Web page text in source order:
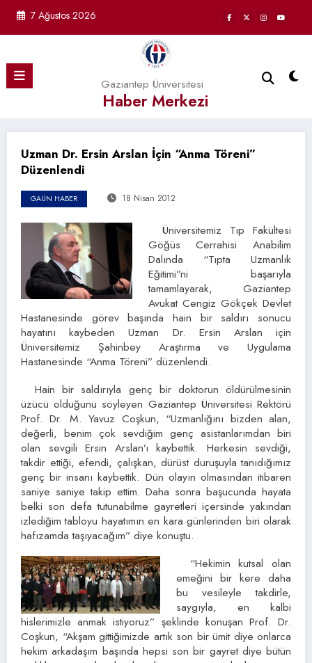
7 Ağustos 2026
Gaziantep Üniversitesi
Haber Merkezi
Uzman Dr. Ersin Arslan İçin “Anma Töreni”
Düzenlendi
GAÜN HABER 18 Nisan 2012
Üniversitemiz Tıp Fakültesi
Göğüs Cerrahisi Anabilim
Dalında “Tıpta Uzmanlık
Eğitimi”ni başarıyla
tamamlayarak, Gaziantep
Avukat Cengiz Gökçek Devlet
Hastanesinde görev başında hain bir saldırı sonucu
hayatını kaybeden Uzman Dr. Ersin Arslan için
Üniversitemiz Şahinbey Araştırma ve Uygulama
Hastanesinde “Anma Töreni” düzenlendi.
Hain bir saldırıyla genç bir doktorun öldürülmesinin
üzücü olduğunu söyleyen Gaziantep Üniversitesi Rektörü
Prof. Dr. M. Yavuz Coşkun, “Uzmanlığını bizden alan,
değerli, benim çok sevdiğim genç asistanlarımdan biri
olan sevgili Ersin Arslan’ı kaybettik. Herkesin sevdiği,
takdir ettiği, efendi, çalışkan, dürüst duruşuyla tanıdığımız
genç bir insanı kaybettik. Dün olayın olmasından itibaren
saniye saniye takip ettim. Daha sonra başucunda hayata
belki son defa tutunabilme gayretleri içersinde yakından
izlediğim tabloyu hayatımın en kara günlerinden biri olarak
hafızamda taşıyacağım” diye konuştu.
“Hekimin kutsal olan
emeğini bir kere daha
bu vesileyle takdirle,
saygıyla, en kalbi
hislerimizle anmak istiyoruz” şeklinde konuşan Prof. Dr.
Coşkun, “Akşam gittiğimizde artık son bir ümit diye onlarca
hekim arkadaşım başında hepsi son bir gayret diye bütün